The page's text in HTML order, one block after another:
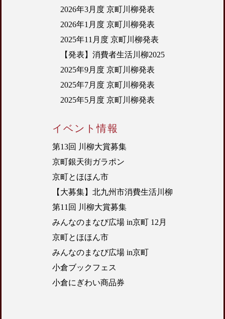
イベント情報
第13回 川柳大賞募集
京町銀天街ガラポン
京町とほほん市
【大募集】北九州市消費生活川柳
第11回 川柳大賞募集
みんなのまなび広場 in京町 12月
京町とほほん市
みんなのまなび広場 in京町
小倉ブックフェス
小倉にぎわい商品券
2026年3月度 京町川柳発表
2026年1月度 京町川柳発表
2025年11月度 京町川柳発表
【発表】消費者生活川柳2025
2025年9月度 京町川柳発表
2025年7月度 京町川柳発表
2025年5月度 京町川柳発表